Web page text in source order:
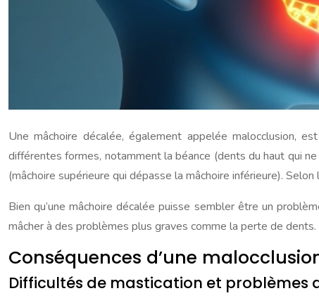
Une mâchoire décalée, également appelée malocclusion,
différentes formes, notamment la béance (dents du haut qui
(mâchoire supérieure qui dépasse la mâchoire inférieure).
Bien qu’une mâchoire décalée puisse sembler être un
mâcher à des problèmes plus graves comme la perte de dents.
Conséquences d’une
Difficultés de mastication et problèmes